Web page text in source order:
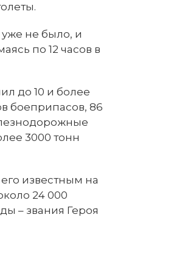
уже не было, и
по 12 часов в
до 10 и более
боеприпасов, 86
3000 тонн
известным на
24 000
– звания Героя